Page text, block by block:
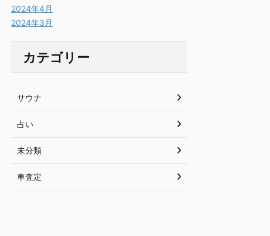
2024年4月
2024年3月
カテゴリー
サウナ
占い
未分類
車査定